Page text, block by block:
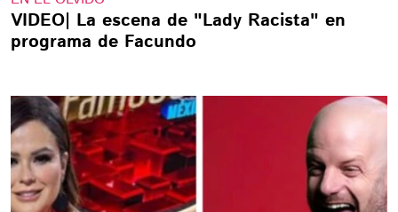
VIDEO| La escena de "Lady Racista" en
programa de Facundo